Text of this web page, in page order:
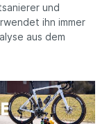
und
ihn immer
aus dem